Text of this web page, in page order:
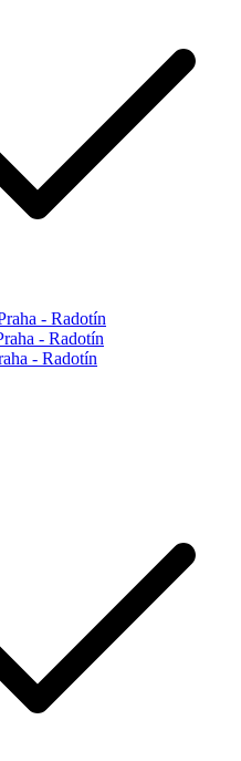
- Radotín
- Radotín
- Radotín